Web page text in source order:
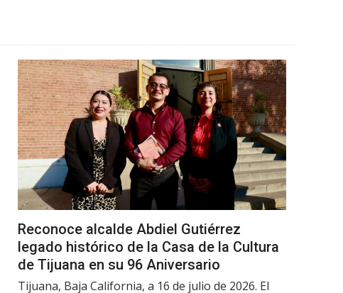
Reconoce alcalde Abdiel Gutiérrez
legado histórico de la Casa de la Cultura
de Tijuana en su 96 Aniversario
Tijuana, Baja California, a 16 de julio de 2026. El